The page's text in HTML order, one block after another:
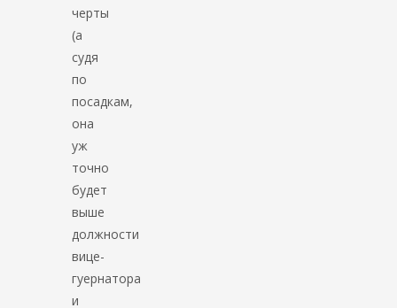
черты
(а
судя
по
посадкам,
она
уж
точно
будет
выше
должности
вице-
гуернатора
и